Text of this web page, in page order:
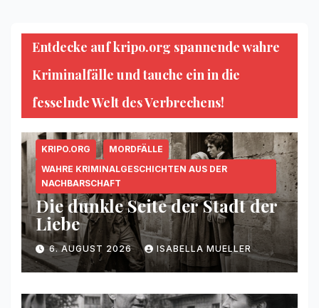
Entdecke auf kripo.org spannende wahre
Kriminalfälle und tauche ein in die
fesselnde Welt des Verbrechens!
KRIPO.ORG
MORDFÄLLE
WAHRE KRIMINALGESCHICHTEN AUS DER
NACHBARSCHAFT
Die dunkle Seite der Stadt der
Liebe
6. AUGUST 2026 ISABELLA MUELLER